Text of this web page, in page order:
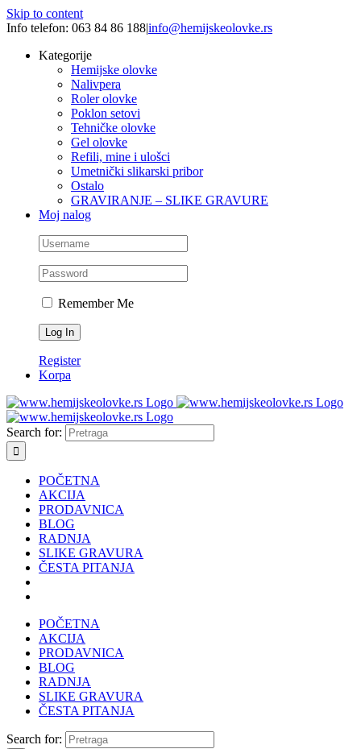
Skip to content
Info telefon: 063 84 86 188|info@hemijskeolovke.rs
Kategorije
Hemijske olovke
Nalivpera
Roler olovke
Poklon setovi
Tehničke olovke
Gel olovke
Refili, mine i ulošci
Umetnički slikarski pribor
Ostalo
GRAVIRANJE – SLIKE GRAVURE
Moj nalog
Remember Me
Register
Korpa
Search for:
POČETNA
AKCIJA
PRODAVNICA
BLOG
RADNJA
SLIKE GRAVURA
ČESTA PITANJA
POČETNA
AKCIJA
PRODAVNICA
BLOG
RADNJA
SLIKE GRAVURA
ČESTA PITANJA
Search for: